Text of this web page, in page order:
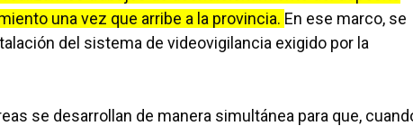
una vez que arribe a la provincia. En ese marco, se
del sistema de videovigilancia exigido por la
se desarrollan de manera simultánea para que,